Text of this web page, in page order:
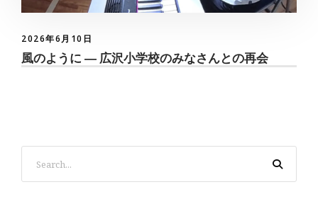
2026年6月10日
風のように ― 広沢小学校のみなさんとの再会